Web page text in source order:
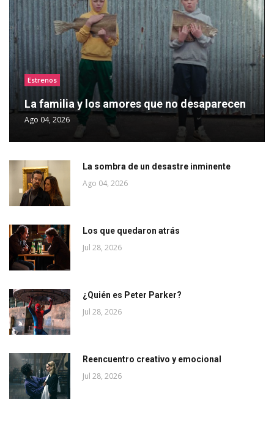
Estrenos
La familia y los amores que no desaparecen
Ago 04, 2026
La sombra de un desastre inminente
Ago 04, 2026
Los que quedaron atrás
Jul 28, 2026
¿Quién es Peter Parker?
Jul 28, 2026
Reencuentro creativo y emocional
Jul 28, 2026